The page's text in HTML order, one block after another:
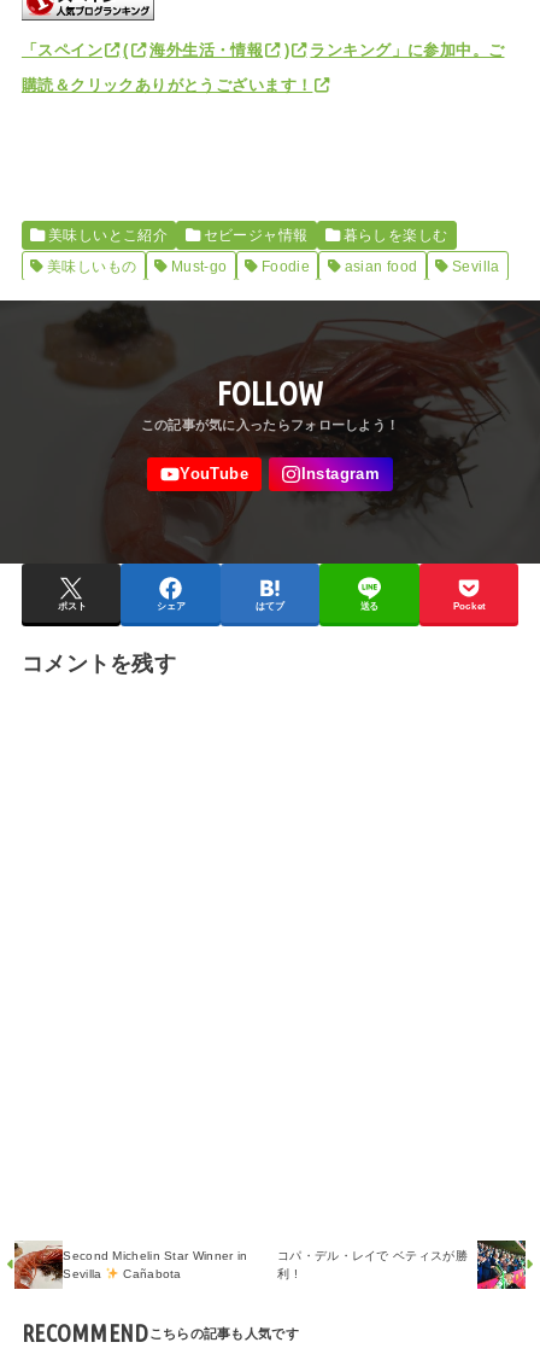
「スペイン ( 海外生活・情報 )
ランキング」に参加中。ご
購読＆クリックありがとうございます！
美味しいとこ紹介 セビージャ情報
暮らしを楽しむ
美味しいもの
Must-go Foodie asian food Sevilla
FOLLOW
ポスト シェア はてブ 送る Pocket
コメントを残す
Second Michelin Star Winner in
Sevilla
Cañabota
コパ・デル・レイで ベティスが勝
利 !
RECOMMEND